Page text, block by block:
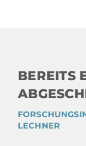
BEREITS
LECHNER